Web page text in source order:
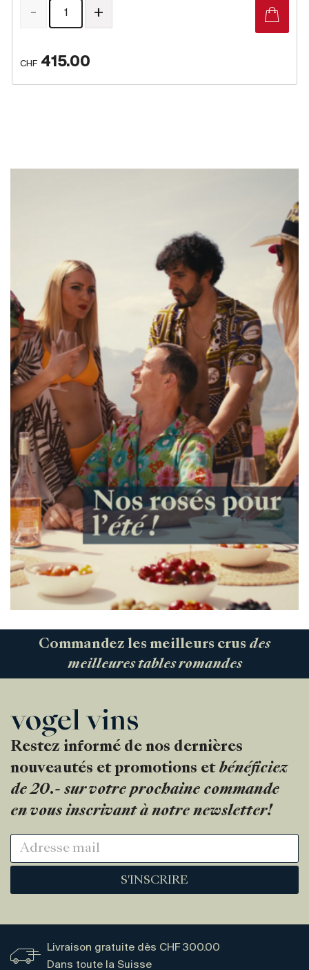
CHF 415.00
- +
Commandez les meilleurs crus des
meilleures tables romandes
Restez informé de nos dernières
nouveautés et promotions et bénéficiez
de 20.- sur votre prochaine commande
en vous inscrivant à notre newsletter!
S'INSCRIRE
Livraison gratuite dès CHF 300.00
Dans toute la Suisse